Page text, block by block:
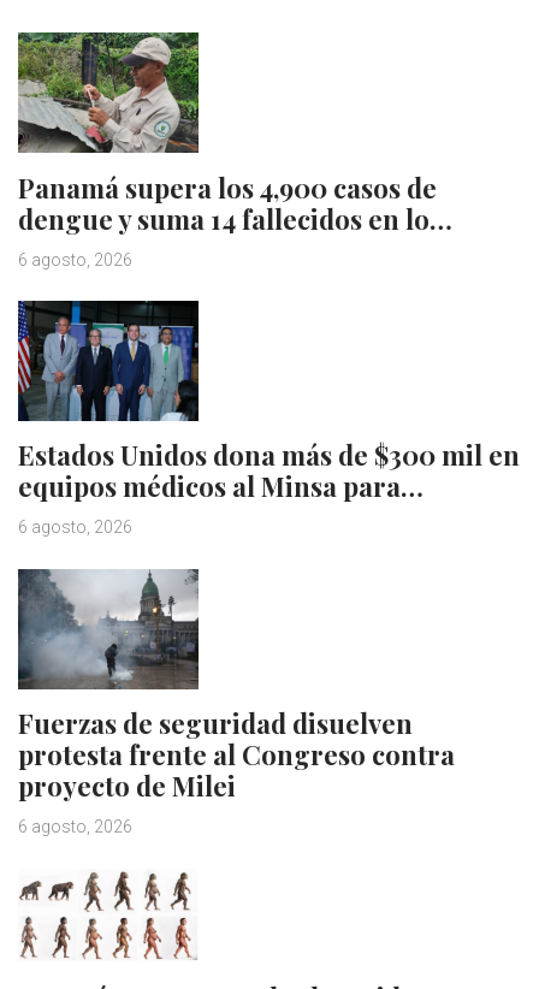
Panamá supera los 4,900 casos de
dengue y suma 14 fallecidos en lo…
6 agosto, 2026
Estados Unidos dona más de $300 mil en
equipos médicos al Minsa para…
6 agosto, 2026
Fuerzas de seguridad disuelven
protesta frente al Congreso contra
proyecto de Milei
6 agosto, 2026